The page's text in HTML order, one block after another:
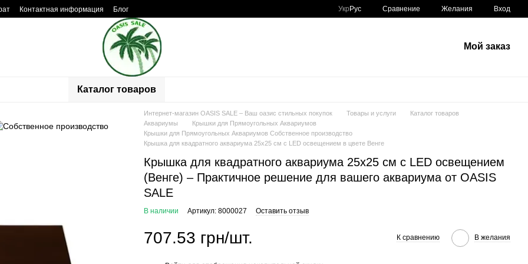
Контактная информация
Блог
Укр Рус Сравнение Желания Вход
Мой заказ
Каталог товаров
Интернет-магазин OASIS SALE – Ваш оазис стильных покупок Товары и услуги
Каталог товаров
Аквариумы
Крышки для Прямоугольных Аквариумов
Крышки для Прямоугольных Аквариумов Собственное производство
Крышка для квадратного аквариума 25x25 см с LED освещением в цвете Венге
Крышка для квадратного аквариума 25x25 см с LED освещением
(Венге) – Практичное решение для вашего аквариума от OASIS
SALE
В наличии Артикул: 8000027 Оставить отзыв
707.53 грн/шт. К сравнению В желания